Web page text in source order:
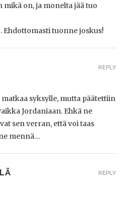
mikä on, ja monelta jää tuo
Ehdottomasti tuonne joskus!
syksylle, mutta päätettiin
Jordaniaan. Ehkä ne
sen verran, että voi taas
mennä…
REPLY
REPLY